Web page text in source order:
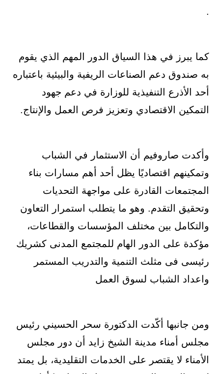
.
كما يبرز في هذا السياق الدور المهم الذي يقوم
به صندوق دعم الصناعات الريفية والبيئية باعتباره
أحد الأذرع التنفيذية للوزارة في دعم جهود
التمكين الاقتصادي وتعزيز فرص العمل والإنتاج.
وأكدت صاروفيم أن الاستثمار في الشباب
وتمكينهم اقتصاديًا يظل أحد أهم مسارات بناء
المجتمعات القادرة على مواجهة التحديات
وتحقيق التقدم. وهو ما يتطلب استمرار التعاون
والتكامل بين مختلف المؤسسات والقطاعات،
مؤكدة على الدور الهام للمجتمع المدنى كشريك
رئيسى فى مثلث التنمية والتدريب المستمر
واعداد الشباب لسوق العمل
ومن جانبها أكّدت الدكتورة سحر الحسيني رئيس
مجلس أمناء مدينة الشيخ زايد أن دور مجلس
الأمناء لا يقتصر على الخدمات التقليدية، بل يمتد